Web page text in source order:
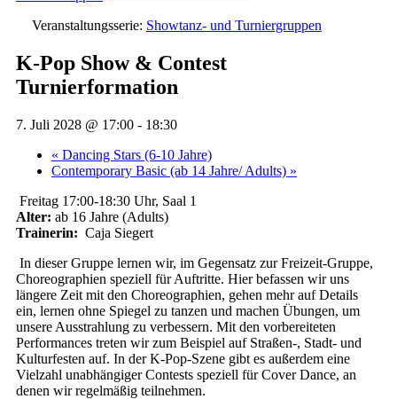
Veranstaltungsserie: Showtanz- und Turniergruppen
K-Pop Show & Contest
Turnierformation
7. Juli 2028 @ 17:00 - 18:30
« Dancing Stars (6-10 Jahre)
Contemporary Basic (ab 14 Jahre/ Adults) »
Freitag 17:00-18:30 Uhr, Saal 1
Alter: ab 16 Jahre (Adults)
Trainerin: Caja Siegert
In dieser Gruppe lernen wir, im Gegensatz zur Freizeit-Gruppe,
Choreographien speziell für Auftritte. Hier befassen wir uns
längere Zeit mit den Choreographien, gehen mehr auf Details
ein, lernen ohne Spiegel zu tanzen und machen Übungen, um
unsere Ausstrahlung zu verbessern. Mit den vorbereiteten
Performances treten wir zum Beispiel auf Straßen-, Stadt- und
Kulturfesten auf. In der K-Pop-Szene gibt es außerdem eine
Vielzahl unabhängiger Contests speziell für Cover Dance, an
denen wir regelmäßig teilnehmen.